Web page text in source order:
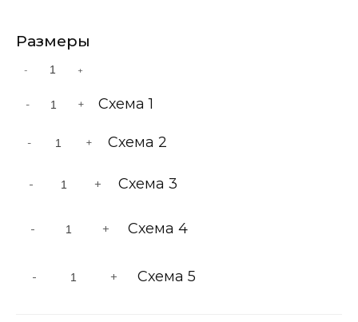
Размеры
- +
- + Схема 1
- + Схема 2
- + Схема 3
- + Схема 4
- + Схема 5